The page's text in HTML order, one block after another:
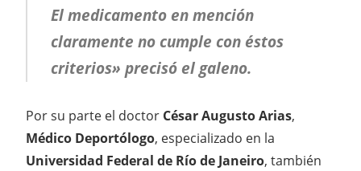
El medicamento en mención
claramente no cumple con éstos
criterios» precisó el galeno.
Por su parte el doctor César Augusto Arias,
Médico Deportólogo, especializado en la
Universidad Federal de Río de Janeiro, también